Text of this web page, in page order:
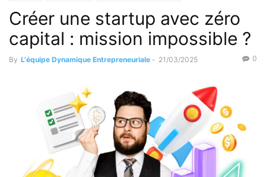
Le plan de financement initial
Créer une startup avec zéro
capital : mission impossible ?
By L'équipe Dynamique Entrepreneuriale - 21/03/2025 0